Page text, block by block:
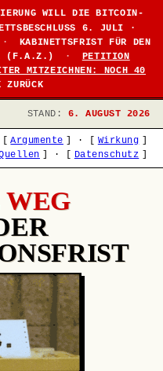
WILL DIE BITCOIN-
6. JULI ·
·
KABINETTSFRIST FÜR DEN
(F.A.Z.)
·
PETITION
MITZEICHNEN: NOCH 40
ZURÜCK
STAND: 6. AUGUST 2026
Argumente · Wirkung
· Datenschutz